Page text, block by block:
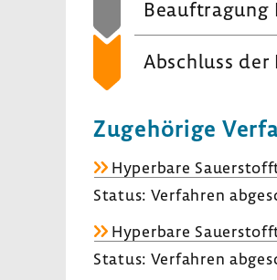
Beauf­tra­gung
Abschluss
Zuge­hö­rige
Hyper­bare
Status: Verfahren
Hyper­bare
Status: Verfahren